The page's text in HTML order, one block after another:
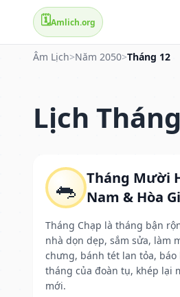
🗓️Amlich.org
Âm Lịch>Năm 2050>Tháng 12
Lịch
🐀 Tháng Mười
Nam & Hòa
Tháng Chạp là tháng bận
nhà dọn dẹp, sắm sửa, làm
chưng, bánh tét lan tỏa, báo
tháng của đoàn tụ, khép lại
mới.